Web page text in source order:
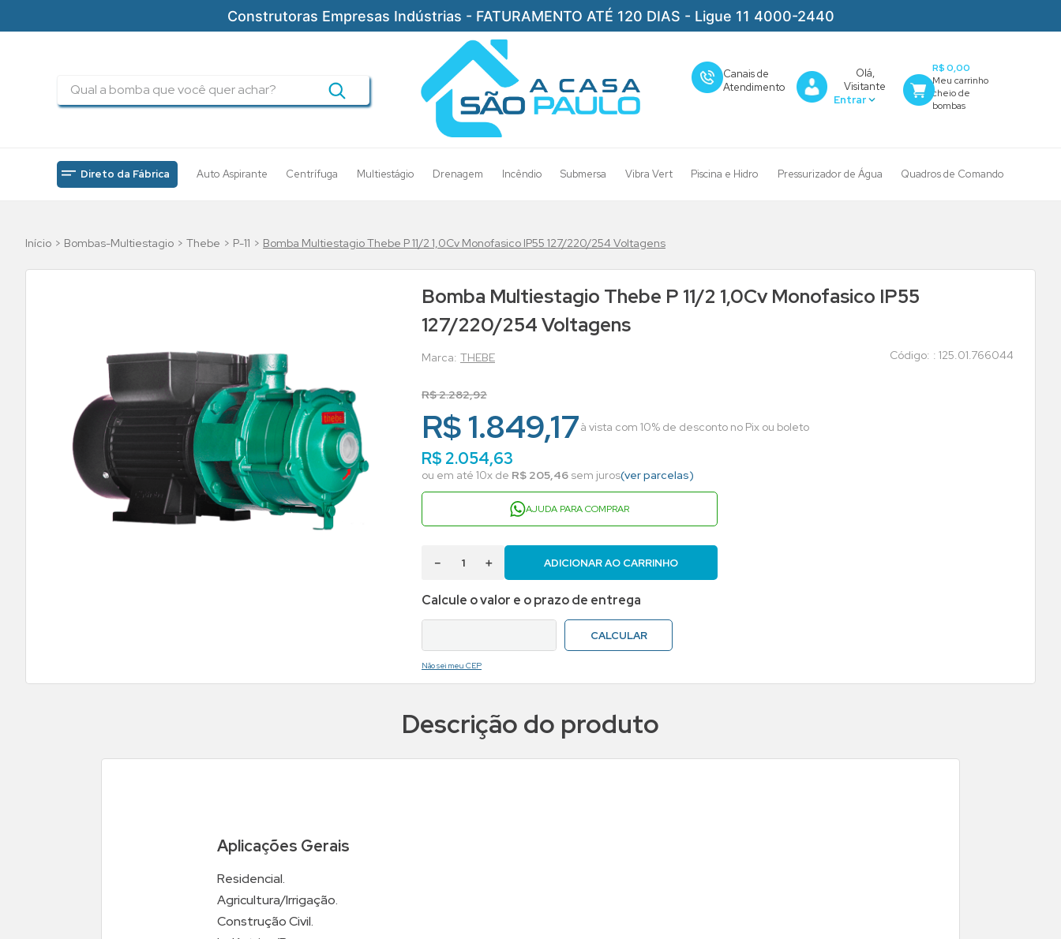
Construtoras Empresas Indústrias - FATURAMENTO ATÉ 120 DIAS - Ligue 11 4000-2440
Canais de
Atendimento
Olá,
Visitante
R$ 0,00
Direto da Fábrica Auto Aspirante Centrífuga Multiestágio Drenagem Incêndio Submersa Vibra Vert Piscina e Hidro Pressurizador de Água Quadros de Comando
Bombas-Multiestagio Thebe P-11 Bomba Multiestagio Thebe P 11/2 1,0Cv Monofasico IP55 127/220/254 Voltagens
Bomba Multiestagio Thebe P 11/2 1,0Cv Monofasico IP55
127/220/254 Voltagens
THEBE : 125.01.766044
R$2.282,92
R$ 1.849,17à vista com 10% de desconto no Pix ou boleto
R$2.054,63
ou em até 10x de R$ 205,46 sem juros(ver parcelas)
AJUDA PARA COMPRAR
＋
－ ADICIONAR AO CARRINHO
Não sei meu CEP
Descrição do produto
Aplicações Gerais
Residencial.
Agricultura/Irrigação.
Construção Civil.
drenagem
bomba multiestagio